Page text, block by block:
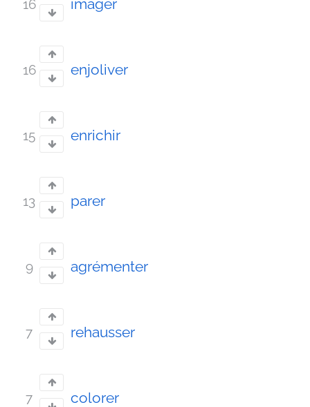
16 imager
16 enjoliver
15 enrichir
13 parer
9 agrémenter
7 rehausser
7 colorer